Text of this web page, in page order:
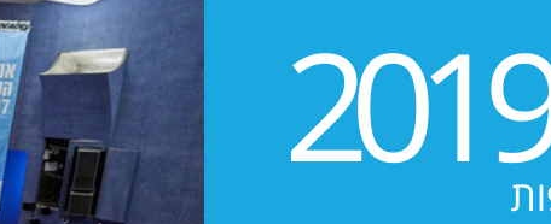
2019